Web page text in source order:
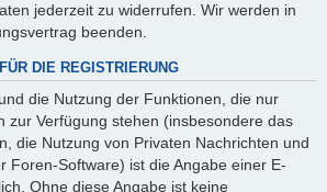
jederzeit zu widerrufen. Wir werden in
beenden.
DIE REGISTRIERUNG
die Nutzung der Funktionen, die nur
zur Verfügung stehen (insbesondere das
die Nutzung von Privaten Nachrichten und
Foren-Software) ist die Angabe einer E-
Ohne diese Angabe ist keine